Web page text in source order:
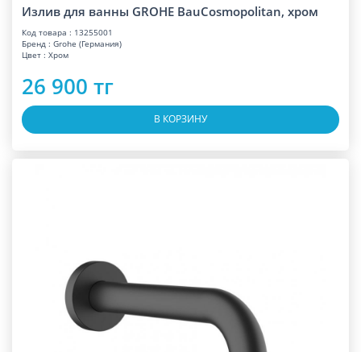
Излив для ванны GROHE BauCosmopolitan, хром
Код товара : 13255001
Бренд : Grohe (Германия)
Цвет : Хром
26 900 тг
В КОРЗИНУ